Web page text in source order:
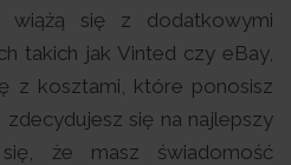
się z dodatkowymi
takich jak Vinted czy eBay,
z kosztami, które ponosisz
się na najlepszy
że masz świadomość